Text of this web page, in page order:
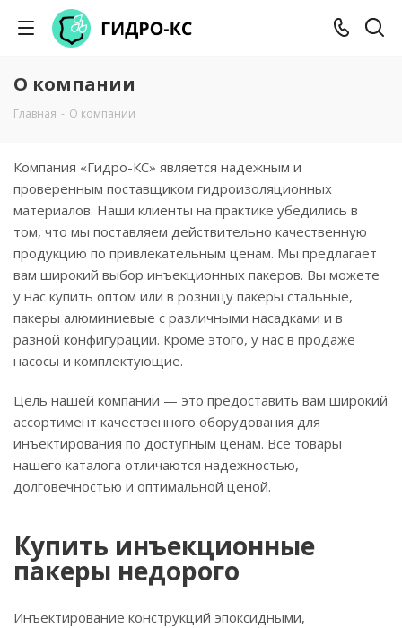
О компании
Главная - О компании
Компания «Гидро-КС» является надежным и
проверенным поставщиком гидроизоляционных
материалов. Наши клиенты на практике убедились в
том, что мы поставляем действительно качественную
продукцию по привлекательным ценам. Мы предлагает
вам широкий выбор инъекционных пакеров. Вы можете
у нас купить оптом или в розницу пакеры стальные,
пакеры алюминиевые с различными насадками и в
разной конфигурации. Кроме этого, у нас в продаже
насосы и комплектующие.
Цель нашей компании — это предоставить вам широкий
ассортимент качественного оборудования для
инъектирования по доступным ценам. Все товары
нашего каталога отличаются надежностью,
долговечностью и оптимальной ценой.
Купить инъекционные
пакеры недорого
Инъектирование конструкций эпоксидными,